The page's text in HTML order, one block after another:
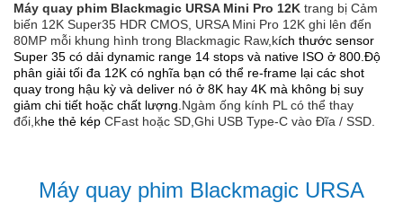
Máy quay phim Blackmagic URSA Mini Pro 12K trang bị Cảm
biến 12K Super35 HDR CMOS, URSA Mini Pro 12K ghi lên đến
80MP mỗi khung hình trong Blackmagic Raw,kích thước sensor
Super 35 có dải dynamic range 14 stops và native ISO ở 800.Độ
phân giải tối đa 12K có nghĩa bạn có thể re-frame lại các shot
quay trong hậu kỳ và deliver nó ở 8K hay 4K mà không bị suy
giảm chi tiết hoặc chất lượng.Ngàm ống kính PL có thể thay
đổi,khe thẻ kép CFast hoặc SD,Ghi USB Type-C vào Đĩa / SSD.
Máy quay phim Blackmagic URSA